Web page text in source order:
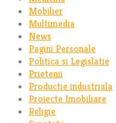
Mobilier
Multimedia
News
Pagini Personale
Politica si Legislatie
Prietenii
Productie industriala
Proiecte Imobiliare
Religie